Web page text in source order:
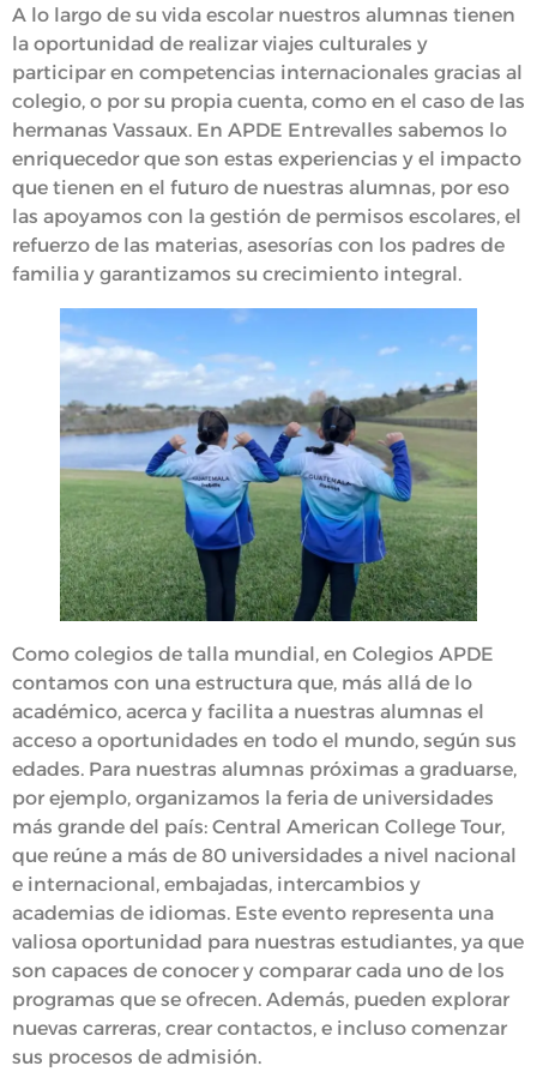
A lo largo de su vida escolar nuestros alumnas tienen
la oportunidad de realizar viajes culturales y
participar en competencias internacionales gracias al
colegio, o por su propia cuenta, como en el caso de las
hermanas Vassaux. En APDE Entrevalles sabemos lo
enriquecedor que son estas experiencias y el impacto
que tienen en el futuro de nuestras alumnas, por eso
las apoyamos con la gestión de permisos escolares, el
refuerzo de las materias, asesorías con los padres de
familia y garantizamos su crecimiento integral.
Como colegios de talla mundial, en Colegios APDE
contamos con una estructura que, más allá de lo
académico, acerca y facilita a nuestras alumnas el
acceso a oportunidades en todo el mundo, según sus
edades. Para nuestras alumnas próximas a graduarse,
por ejemplo, organizamos la feria de universidades
más grande del país: Central American College Tour,
que reúne a más de 80 universidades a nivel nacional
e internacional, embajadas, intercambios y
academias de idiomas. Este evento representa una
valiosa oportunidad para nuestras estudiantes, ya que
son capaces de conocer y comparar cada uno de los
programas que se ofrecen. Además, pueden explorar
nuevas carreras, crear contactos, e incluso comenzar
sus procesos de admisión.